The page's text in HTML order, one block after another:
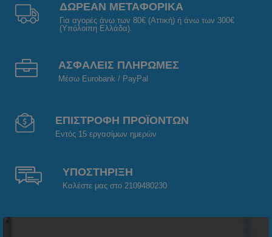
ΔΩΡΕΑΝ ΜΕΤΑΦΟΡΙΚΑ
Για αγορές άνω των 80€ (Αττική) ή άνω των 300€
(Υπόλοιπη Ελλάδα).
ΑΣΦΑΛΕΙΣ ΠΛΗΡΩΜΕΣ
Μέσω Eurobank / PayPal
ΕΠΙΣΤΡΟΦΗ ΠΡΟΪΟΝΤΩΝ
Εντός 15 εργασίμων ημερών
ΥΠΟΣΤΗΡΙΞΗ
Καλέστε μας στο 2109480230